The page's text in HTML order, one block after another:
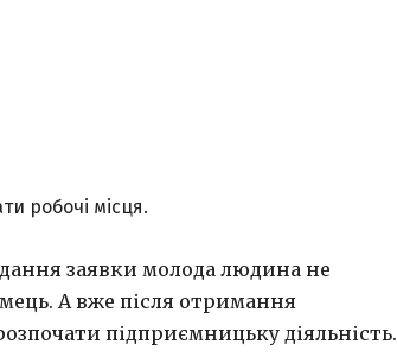
робочі місця.
заявки молода людина не
А вже після отримання
підприємницьку діяльність.